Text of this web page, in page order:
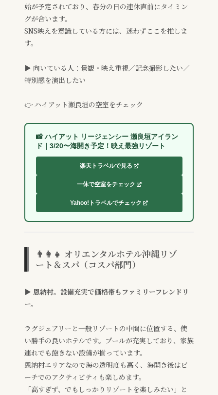
始が予定されており、春分の日の連休直前にタイミン
グが合います。
SNS映えを意識している方には、迷わずここを推しま
す。
▶ 向いている人：景観・映え重視／記念撮影したい／
特別感を演出したい
👉 ハイアット瀬良垣の空室をチェック
📸 ハイアット リージェンシー 瀬良垣アイラン
ド｜3/20〜海開き予定！映え最強リゾート
楽天トラベルで見る
一休で空室をチェック
Yahoo!トラベルでチェック
👨‍👩‍👧 オリエンタルホテル沖縄リゾ
ート＆スパ（コスパ部門）
▶ 恩納村。設備充実で価格帯もファミリーフレンドリ
ー。
ラグジュアリーと一般リゾートの中間に位置する、使
い勝手の良いホテルです。プールが充実しており、家族
連れでも飽きない設備が揃っています。
恩納村エリアなので海の透明度も高く、海開き後はビ
ーチでのアクティビティも楽しめます。
「高すぎず、でもしっかりリゾートを楽しみたい」と